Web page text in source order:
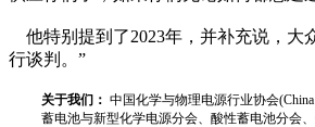
他特别提到了2023年，并补充说，大
行谈判。”
关于我们： 中国化学与物理电源行业协会
蓄电池与新型化学电源分会、酸性蓄电池分会